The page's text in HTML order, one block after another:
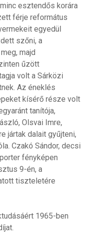
esztendős korára
férje református
egyedül
szőni, a
majd
űzött
volt a Sárközi
Az éneklés
kísérő része volt
tanítója,
Olsvai Imre,
jártak dalait gyűjteni,
Czakó Sándor, decsi
fényképen
9-én, a
tiszteletére
1965-ben